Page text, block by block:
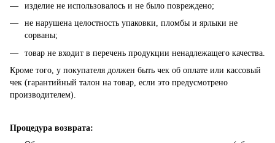
изделие не использовалось и не было повреждено;
не нарушена целостность упаковки, пломбы и ярлыки не
сорваны;
товар не входит в перечень продукции ненадлежащего качества.
Кроме того, у покупателя должен быть чек об оплате или кассовый
чек (гарантийный талон на товар, если это предусмотрено
производителем).
Процедура возврата: